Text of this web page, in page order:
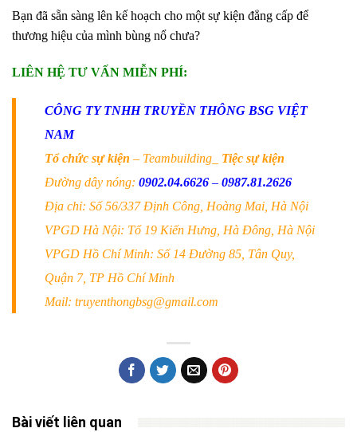
Bạn đã sẵn sàng lên kế hoạch cho một sự kiện đẳng cấp để
thương hiệu của mình bùng nổ chưa?
LIÊN HỆ TƯ VẤN MIỄN PHÍ:
CÔNG TY TNHH TRUYỀN THÔNG BSG VIỆT
NAM
Tổ chức sự kiện – Teambuilding_ Tiệc sự kiện
Đường dây nóng: 0902.04.6626 – 0987.81.2626
Địa chỉ: Số 56/337 Định Công, Hoàng Mai, Hà Nội
VPGD Hà Nội: Tổ 19 Kiến Hưng, Hà Đông, Hà Nội
VPGD Hồ Chí Minh: Số 14 Đường 85, Tân Quy,
Quận 7, TP Hồ Chí Minh
Mail: truyenthongbsg@gmail.com
Bài viết liên quan